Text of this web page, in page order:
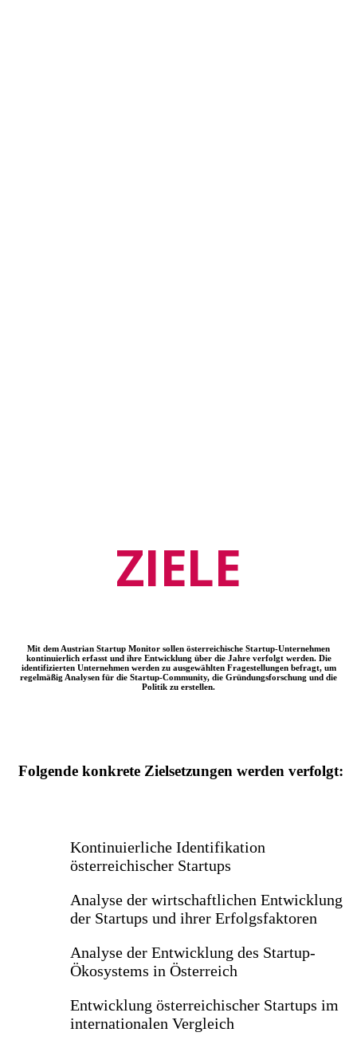
ZIELE
Mit dem Austrian Startup Monitor sollen österreichische Startup-Unternehmen
kontinuierlich erfasst und ihre Entwicklung über die Jahre verfolgt werden. Die
identifizierten Unternehmen werden zu ausgewählten Fragestellungen befragt, um
regelmäßig Analysen für die Startup-Community, die Gründungsforschung und die
Politik zu erstellen.
Folgende konkrete Zielsetzungen werden verfolgt:
Kontinuierliche Identifikation
österreichischer Startups
Analyse der wirtschaftlichen Entwicklung
der Startups und ihrer Erfolgsfaktoren
Analyse der Entwicklung des Startup-
Ökosystems in Österreich
Entwicklung österreichischer Startups im
internationalen Vergleich